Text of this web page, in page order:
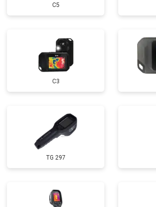
С5
С3
TG 297